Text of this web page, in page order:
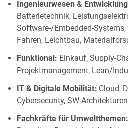
Ingenieurwesen &
Batterietechnik,
Software-/Embedded-
Fahren, Leichtbau,
Funktional: Einkauf, Supply-
Projektmanagement, Lean/
IT & Digitale Mobilität: Cloud,
Cybersecurity, SW-
Fachkräfte für Umweltthemen: